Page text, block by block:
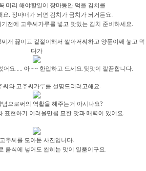
미리 해야할일이 장마동안 먹을 김치를
요. 장마때가 되면 김치가 금치가 되거든요.
전에 고추씨가루를 넣고 맛있는 김치 준비하세요.
개 끓이고 겉절이해서 쌀아저씨하고 양푼이째 놓고 먹
다가
어요..... 아 ~~ 한입하고 드세요.뒷맛이 깔끔합니다.
씨와 고추씨가루를 설명드리려고해요.
념으로써의 역활을 해주는거 아시나요?
표현하기 어려울만큼 묘한 맛과 매력이 있어요.
고추씨를 모아둔 사진입니다.
음식에 넣어도 씹히는 맛이 일품이구요.